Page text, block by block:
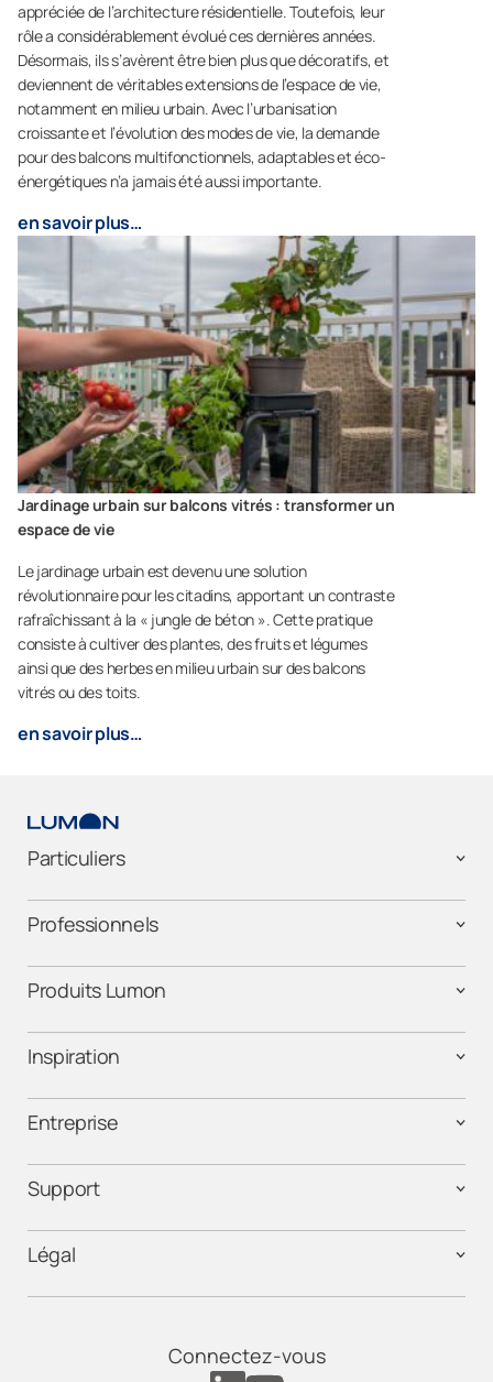
appréciée de l’architecture résidentielle. Toutefois, leur
rôle a considérablement évolué ces dernières années.
Désormais, ils s’avèrent être bien plus que décoratifs, et
deviennent de véritables extensions de l’espace de vie,
notamment en milieu urbain. Avec l’urbanisation
croissante et l’évolution des modes de vie, la demande
pour des balcons multifonctionnels, adaptables et éco-
énergétiques n’a jamais été aussi importante.
en savoir plus…
Jardinage urbain sur balcons vitrés : transformer un
espace de vie
Le jardinage urbain est devenu une solution
révolutionnaire pour les citadins, apportant un contraste
rafraîchissant à la « jungle de béton ». Cette pratique
consiste à cultiver des plantes, des fruits et légumes
ainsi que des herbes en milieu urbain sur des balcons
vitrés ou des toits.
en savoir plus…
Particuliers
Professionnels
Produits Lumon
Inspiration
Entreprise
Support
Légal
Connectez-vous